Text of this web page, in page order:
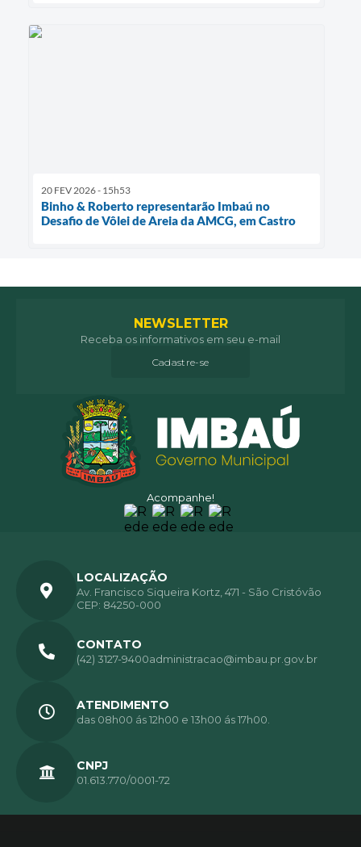
20 FEV 2026 - 15h53
Binho & Roberto representarão Imbaú no
Desafio de Vôlei de Areia da AMCG, em Castro
Acompanhe!
NEWSLETTER
Receba os informativos em seu e-mail
Cadastre-se
LOCALIZAÇÃO
Av. Francisco Siqueira Kortz, 471 - São Cristóvão
CEP: 84250-000
CONTATO
(42) 3127-9400administracao@imbau.pr.gov.br
ATENDIMENTO
das 08h00 ás 12h00 e 13h00 ás 17h00.
CNPJ
01.613.770/0001-72